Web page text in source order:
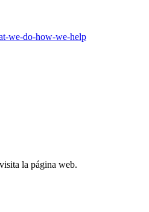
we-do-how-we-help
la página web.